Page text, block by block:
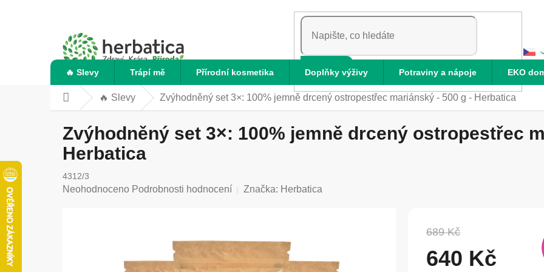
HLEDAT
🔥 Slevy Trápí mě Přírodní kosmetika Doplňky výživy Potraviny a nápoje EKO
Domů 🔥 Slevy Zvýhodněný set 3×: 100% jemně drcený ostropestřec mariánský - 500 g - Herbatica
Zvýhodněný set 3×: 100% jemně drcený ostropestřec
Herbatica
4312/3
Průměrné
Neohodnoceno Podrobnosti hodnocení Značka: Herbatica
689 Kč
640 Kč